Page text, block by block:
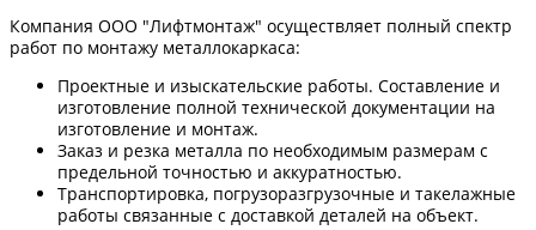
Компания ООО "Лифтмонтаж" осуществляет полный спектр
работ по монтажу металлокаркаса:
Проектные и изыскательские работы. Составление и
изготовление полной технической документации на
изготовление и монтаж.
Заказ и резка металла по необходимым размерам с
предельной точностью и аккуратностью.
Транспортировка, погрузоразгрузочные и такелажные
работы связанные с доставкой деталей на объект.